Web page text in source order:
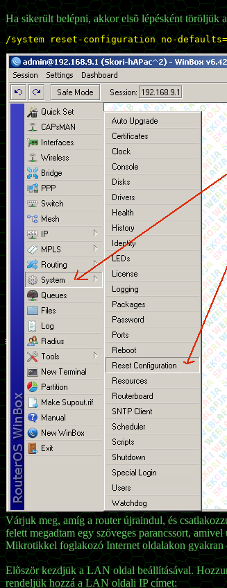
Ha sikerült belépni, akkor elsõ lépésként töröljük
/system reset-configuration no-
Várjuk meg, amíg a router újraindul, és
felett megadtam egy szöveges parancssort,
Mikrotikkel foglakozó Internet oldalakon gyakran
Elõször kezdjük a LAN oldal beállításával.
rendeljük hozzá a LAN oldali IP címet: